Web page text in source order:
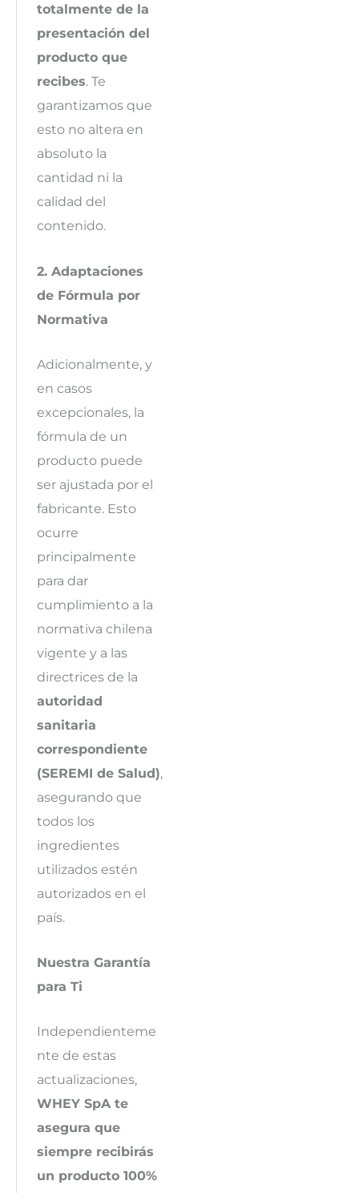
totalmente de la
presentación del
producto que
recibes. Te
garantizamos que
esto no altera en
absoluto la
cantidad ni la
calidad del
contenido.
2. Adaptaciones
de Fórmula por
Normativa
Adicionalmente, y
en casos
excepcionales, la
fórmula de un
producto puede
ser ajustada por el
fabricante. Esto
ocurre
principalmente
para dar
cumplimiento a la
normativa chilena
vigente y a las
directrices de la
autoridad
sanitaria
correspondiente
(SEREMI de Salud),
asegurando que
todos los
ingredientes
utilizados estén
autorizados en el
país.
Nuestra Garantía
para Ti
Independienteme
nte de estas
actualizaciones,
WHEY SpA te
asegura que
siempre recibirás
un producto 100%